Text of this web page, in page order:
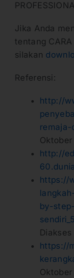
Jika Anda
tentang CARA
silakan
Referensi:
http://
remaja-
Oktober
http://
60.dunia
https://
by-
https://
Oktober